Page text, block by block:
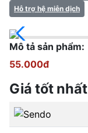
Hỗ trợ hệ miễn dịch
Mô tả sản phẩm:
55.000đ
Giá tốt nhất